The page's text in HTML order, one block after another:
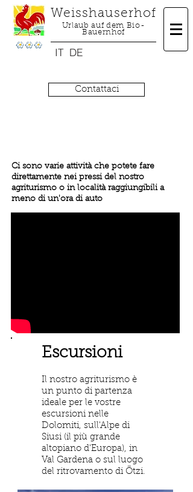
Weisshauserhof
Urlaub auf dem Bio-
Bauernhof
IT DE
Contattaci
Ci sono varie attività che potete fare
direttamente nei pressi del nostro
agriturismo o in località raggiungibili a
meno di un'ora di auto
Escursioni
Il nostro agriturismo è
un punto di partenza
ideale per le vostre
escursioni nelle
Dolomiti, sull'Alpe di
Siusi (il più grande
altopiano d'Europa), in
Val Gardena o sul luogo
del ritrovamento di Ötzi.